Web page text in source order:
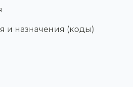
и назначения (коды)